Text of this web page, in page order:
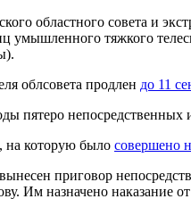
областного совета и
умышленного тяжкого
облсовета продлен до 11
непосредственных
на которую было совершено
приговор
Им назначено наказание